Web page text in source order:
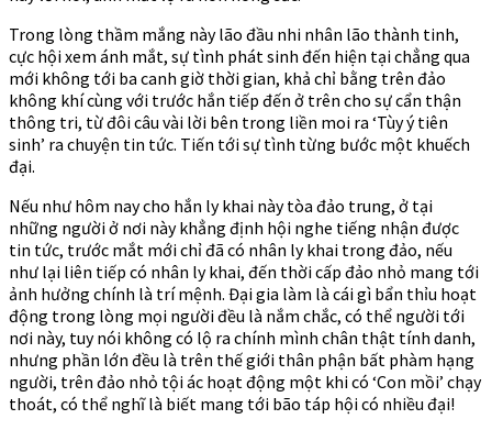
Trong lòng thầm mắng này lão đầu nhi nhân lão thành tinh,
cực hội xem ánh mắt, sự tình phát sinh đến hiện tại chẳng qua
mới không tới ba canh giờ thời gian, khả chỉ bằng trên đảo
không khí cùng với trước hắn tiếp đến ở trên cho sự cẩn thận
thông tri, từ đôi câu vài lời bên trong liền moi ra ‘Tùy ý tiên
sinh’ ra chuyện tin tức. Tiến tới sự tình từng bước một khuếch
đại.
Nếu như hôm nay cho hắn ly khai này tòa đảo trung, ở tại
những người ở nơi này khẳng định hội nghe tiếng nhận được
tin tức, trước mắt mới chỉ đã có nhân ly khai trong đảo, nếu
như lại liên tiếp có nhân ly khai, đến thời cấp đảo nhỏ mang tới
ảnh hưởng chính là trí mệnh. Đại gia làm là cái gì bẩn thỉu hoạt
động trong lòng mọi người đều là nắm chắc, có thể người tới
nơi này, tuy nói không có lộ ra chính mình chân thật tính danh,
nhưng phần lớn đều là trên thế giới thân phận bất phàm hạng
người, trên đảo nhỏ tội ác hoạt động một khi có ‘Con mồi’ chạy
thoát, có thể nghĩ là biết mang tới bão táp hội có nhiều đại!